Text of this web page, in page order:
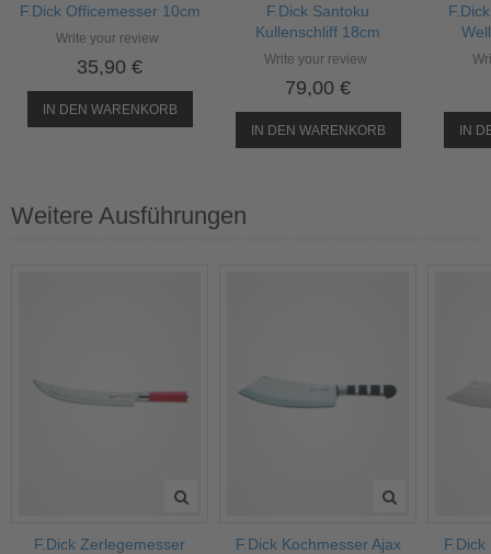
F.Dick Officemesser 10cm
Write your review
35,90 €
IN DEN WARENKORB
F.Dick Santoku
Kullenschliff 18cm
Write your review
79,00 €
IN DEN WARENKORB IN
Weitere Ausführungen
F.Dick Zerlegemesser
F.Dick Kochmesser Ajax